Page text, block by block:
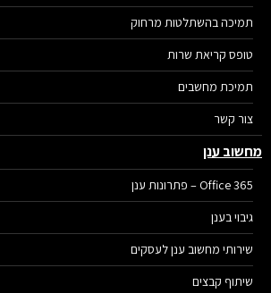
תמיכה בהשתלטות מרחוק
טופס קריאת שרות
תמיכת מחשבים
צור קשר
ענן
Office 365 – פתרונות ענן
גיבוי בענן
שירותי מחשוב ענן לעסקים
שיתוף קבצים